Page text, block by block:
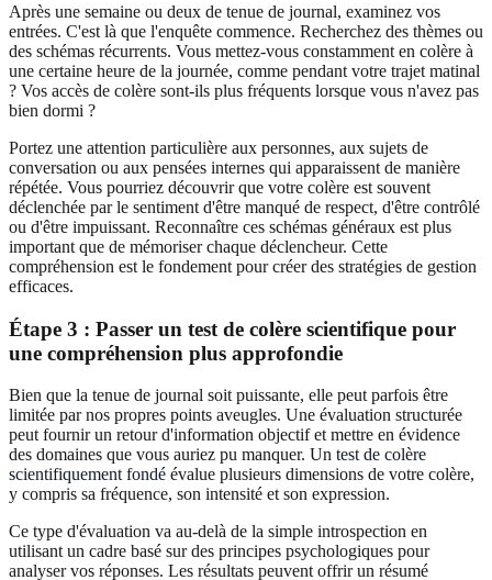
Après une semaine ou deux de tenue de journal, examinez vos
entrées. C'est là que l'enquête commence. Recherchez des thèmes ou
des schémas récurrents. Vous mettez-vous constamment en colère à
une certaine heure de la journée, comme pendant votre trajet matinal
? Vos accès de colère sont-ils plus fréquents lorsque vous n'avez pas
bien dormi ?
Portez une attention particulière aux personnes, aux sujets de
conversation ou aux pensées internes qui apparaissent de manière
répétée. Vous pourriez découvrir que votre colère est souvent
déclenchée par le sentiment d'être manqué de respect, d'être contrôlé
ou d'être impuissant. Reconnaître ces schémas généraux est plus
important que de mémoriser chaque déclencheur. Cette
compréhension est le fondement pour créer des stratégies de gestion
efficaces.
Étape 3 : Passer un test de colère scientifique pour
une compréhension plus approfondie
Bien que la tenue de journal soit puissante, elle peut parfois être
limitée par nos propres points aveugles. Une évaluation structurée
peut fournir un retour d'information objectif et mettre en évidence
des domaines que vous auriez pu manquer. Un test de colère
scientifiquement fondé évalue plusieurs dimensions de votre colère,
y compris sa fréquence, son intensité et son expression.
Ce type d'évaluation va au-delà de la simple introspection en
utilisant un cadre basé sur des principes psychologiques pour
analyser vos réponses. Les résultats peuvent offrir un résumé